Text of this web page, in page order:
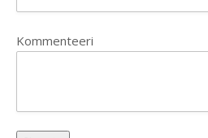
Kommenteeri